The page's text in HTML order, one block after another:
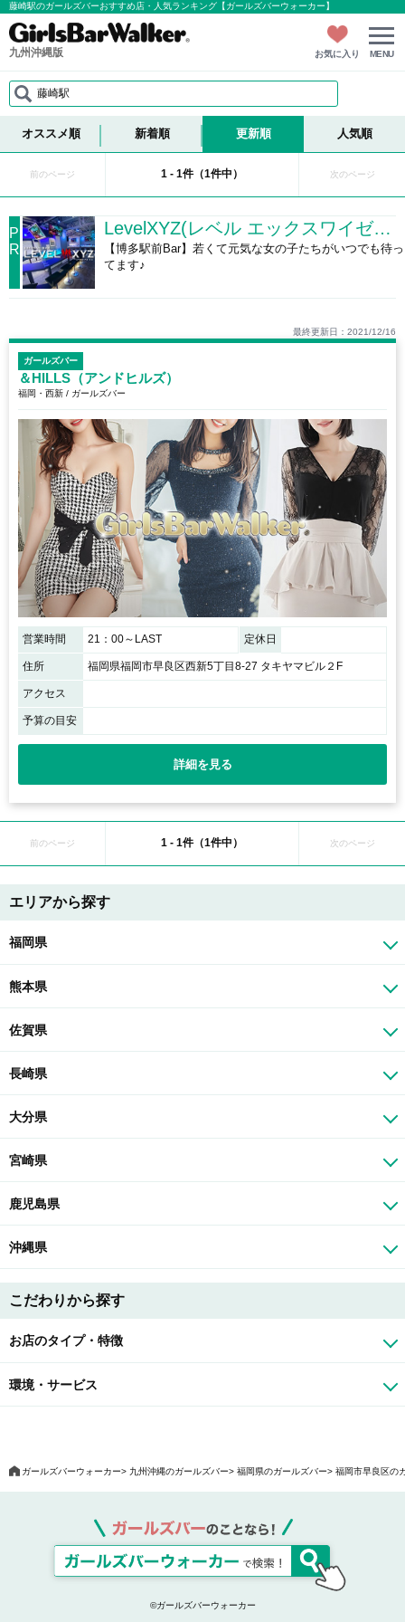
藤崎駅のガールズバーおすすめ店・人気ランキング【ガールズバーウォーカー】
九州沖縄版 お気に入り MENU
藤崎駅
オススメ順 新着順 更新順 人気順
前のページ 1 - 1件（1件中） 次のページ
P
R
LevelXYZ(レベル エックスワイゼット)
【博多駅前Bar】若くて元気な女の子たちがいつでも待っ
てます♪
最終更新日：2021/12/16
ガールズバー
＆HILLS（アンドヒルズ）
福岡・西新 / ガールズバー
営業時間 21：00～LAST 定休日
住所 福岡県福岡市早良区西新5丁目8-27 タキヤマビル２F
アクセス
予算の目安
詳細を見る
前のページ 1 - 1件（1件中） 次のページ
エリアから探す
福岡県
熊本県
佐賀県
長崎県
大分県
宮崎県
鹿児島県
沖縄県
こだわりから探す
お店のタイプ・特徴
環境・サービス
ガールズバーウォーカー 九州沖縄のガールズバー 福岡県のガールズバー 福岡市早良区の
©ガールズバーウォーカー